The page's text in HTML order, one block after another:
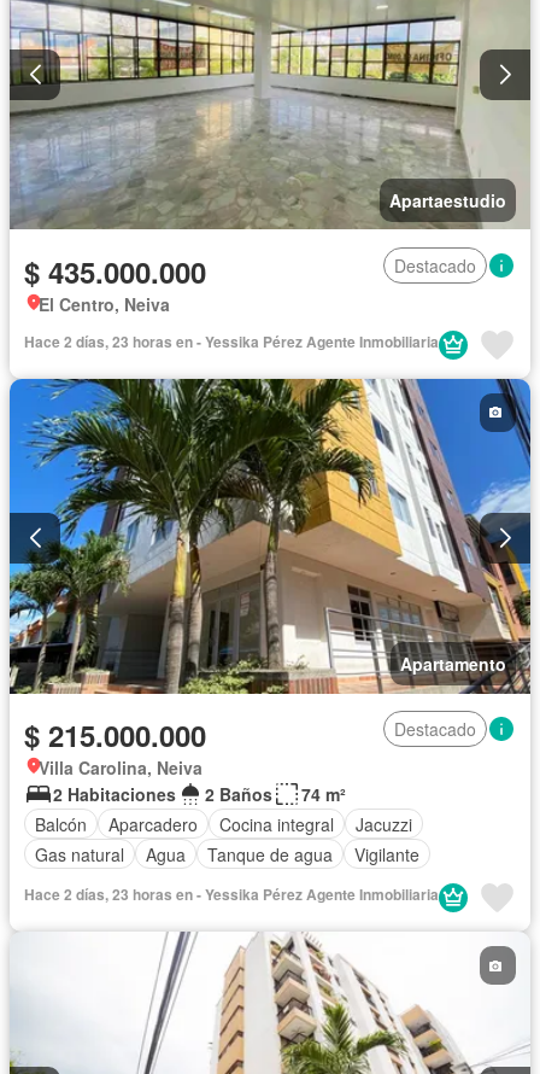
Apartaestudio
$ 435.000.000
Destacado
El Centro, Neiva
Hace 2 días, 23 horas en - Yessika Pérez Agente Inmobiliaria
Apartamento
$ 215.000.000
Destacado
Villa Carolina, Neiva
2 Habitaciones
2 Baños
74 m²
Balcón
Aparcadero Cocina integral
Jacuzzi
Gas natural
Agua Tanque de agua Vigilante
Hace 2 días, 23 horas en - Yessika Pérez Agente Inmobiliaria